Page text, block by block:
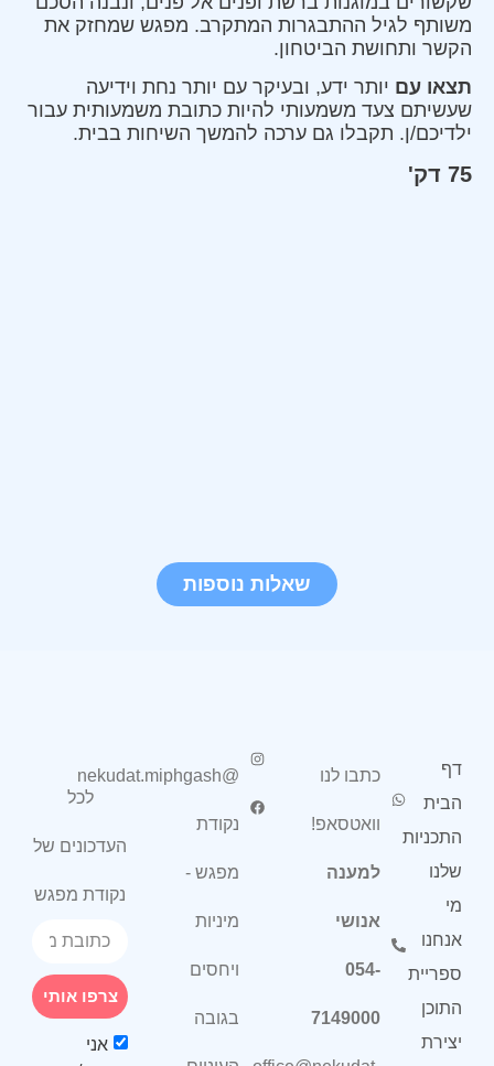
משותף לגיל ההתבגרות המתקרב. מפגש שמחזק את
הקשר ותחושת הביטחון.
תצאו עם יותר ידע, ובעיקר עם יותר נחת וידיעה
שעשיתם צעד משמעותי להיות כתובת משמעותית עבור
ילדיכם/ן. תקבלו גם ערכה להמשך השיחות בבית.
75 דק'
שאלות נוספות
דף
הבית
התכניות
שלנו
מי
אנחנו
ספריית
התוכן
יצירת
כתבו לנו
וואטסאפ!
למענה
אנושי
054-
7149000
@nekudat.miphgash
נקודת
מפגש -
מיניות
ויחסים
בגובה
לכל
העדכונים של
נקודת מפגש
אני
צרפו אותי